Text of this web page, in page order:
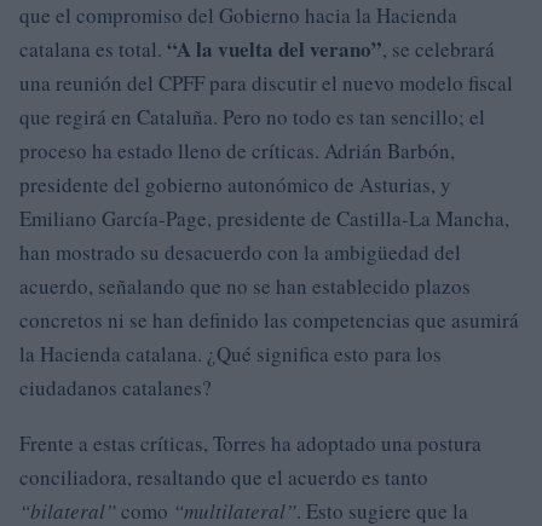
que el compromiso del Gobierno hacia la Hacienda
catalana es total. “A la vuelta del verano”, se celebrará
una reunión del CPFF para discutir el nuevo modelo fiscal
que regirá en Cataluña. Pero no todo es tan sencillo; el
proceso ha estado lleno de críticas. Adrián Barbón,
presidente del gobierno autonómico de Asturias, y
Emiliano García-Page, presidente de Castilla-La Mancha,
han mostrado su desacuerdo con la ambigüedad del
acuerdo, señalando que no se han establecido plazos
concretos ni se han definido las competencias que asumirá
la Hacienda catalana. ¿Qué significa esto para los
ciudadanos catalanes?
Frente a estas críticas, Torres ha adoptado una postura
conciliadora, resaltando que el acuerdo es tanto
“bilateral”como “multilateral”. Esto sugiere que la